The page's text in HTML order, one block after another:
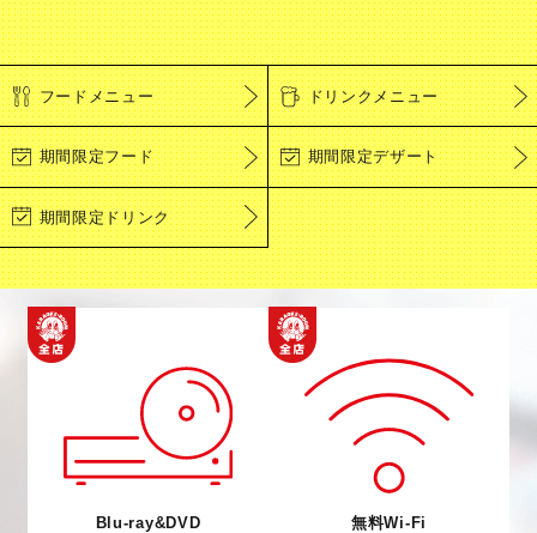
フードメニュー ドリンクメニュー
期間限定フード 期間限定デザート
期間限定ドリンク
Blu-ray&DVD
無料Wi-Fi